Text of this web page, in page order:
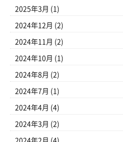
2025年3月 (1)
2024年12月 (2)
2024年11月 (2)
2024年10月 (1)
2024年8月 (2)
2024年7月 (1)
2024年4月 (4)
2024年3月 (2)
2024年2月 (4)